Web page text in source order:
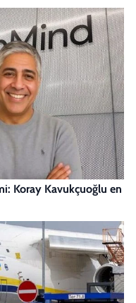
Koray Kavukçuoğlu en